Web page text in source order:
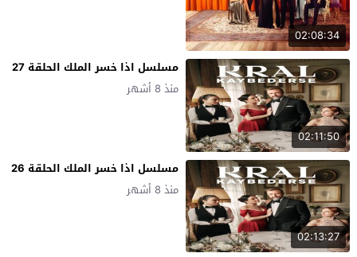
02:08:34
02:11:50
مسلسل اذا خسر الملك الحلقة 27
منذ 8 أشهر
02:13:27
مسلسل اذا خسر الملك الحلقة 26
منذ 8 أشهر